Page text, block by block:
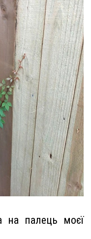
на палець моєї